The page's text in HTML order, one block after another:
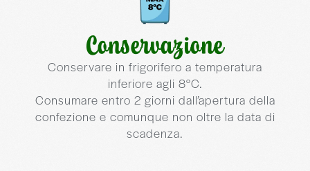
Conservazione
Conservare in frigorifero a temperatura
inferiore agli 8°C.
Consumare entro 2 giorni dall’apertura della
confezione e comunque non oltre la data di
scadenza.